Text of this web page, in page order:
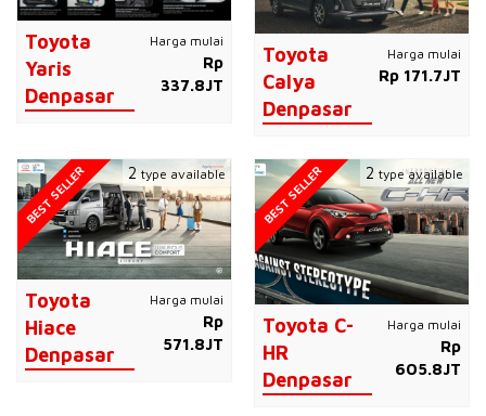
Toyota
Yaris
Denpasar
Harga mulai
Rp
337.8JT
Toyota
Calya
Denpasar
Harga mulai
Rp 171.7JT
Toyota
Hiace
Denpasar
Harga mulai
Rp
571.8JT
BEST SELLER 2type available
Toyota C-
HR
Denpasar
Harga mulai
Rp
605.8JT
BEST SELLER 2 type available